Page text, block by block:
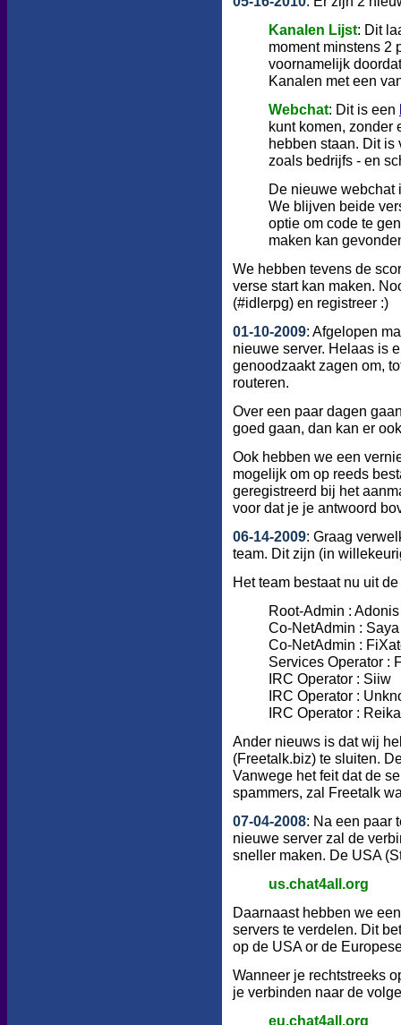
Kanalen Lijst: Dit
moment minstens 2
voornamelijk
Kanalen met een
Webchat: Dit is een
kunt komen, zonder
hebben staan. Dit
zoals bedrijfs - en
De nieuwe webchat
We blijven beide
optie om code te
maken kan
We hebben tevens de
verse start kan maken.
(#idlerpg) en registreer :)
01-10-2009: Afgelopen
nieuwe server. Helaas is
genoodzaakt zagen om,
routeren.
Over een paar dagen
goed gaan, dan kan er
Ook hebben we een
mogelijk om op reeds
geregistreerd bij het
voor dat je je antwoord
06-14-2009: Graag
team. Dit zijn (in
Het team bestaat nu uit
Root-Admin : Adonis
Co-NetAdmin : Saya
Co-NetAdmin :
Services Operator :
IRC Operator : Siiw
IRC Operator :
IRC Operator :
Ander nieuws is dat wij
(Freetalk.biz) te sluiten.
Vanwege het feit dat de
spammers, zal Freetalk
07-04-2008: Na een paar
nieuwe server zal de
sneller maken. De USA
us.chat4all.org
Daarnaast hebben we
servers te verdelen. Dit
op de USA or de
Wanneer je rechtstreeks
je verbinden naar de
eu.chat4all.org